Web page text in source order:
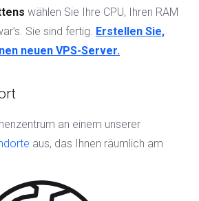
wählen Sie Ihre CPU, Ihren RAM
Sie sind fertig. Erstellen Sie,
neuen VPS-Server.
an einem unserer
aus, das Ihnen räumlich am